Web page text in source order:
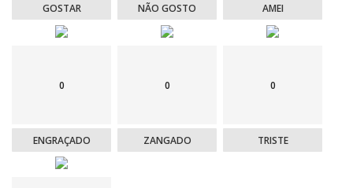
GOSTAR NÃO GOSTO AMEI
0
ENGRAÇADO
0
ZANGADO
0
TRISTE